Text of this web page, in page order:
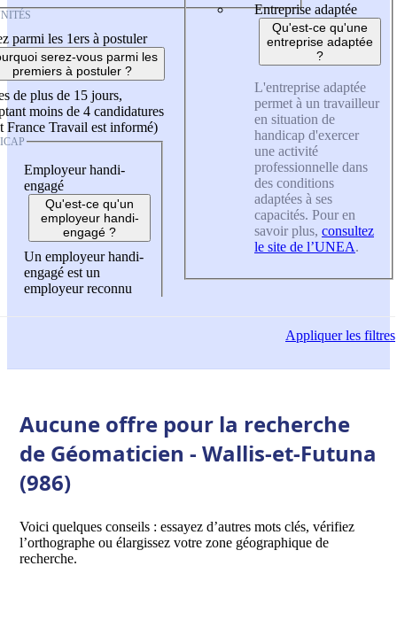
parmi les 1ers à postuler
serez-vous parmi les
premiers à postuler ?
de plus de 15 jours,
moins de 4 candidatures
France Travail est informé)
Employeur handi-
engagé
Qu'est-ce qu'un
employeur handi-
engagé ?
Un employeur handi-
engagé est un
employeur reconnu
Entreprise adaptée
Qu'est-ce qu'une
entreprise adaptée
?
L'entreprise adaptée
permet à un travailleur
en situation de
handicap d'exercer
une activité
professionnelle dans
des conditions
adaptées à ses
capacités. Pour en
savoir plus, consultez
le site de l’UNEA.
Appliquerles filtres
Aucune offre pour la recherche
de Géomaticien - Wallis-et-Futuna
(986)
Voici quelques conseils : essayez d’autres mots clés, vérifiez
l’orthographe ou élargissez votre zone géographique de
recherche.